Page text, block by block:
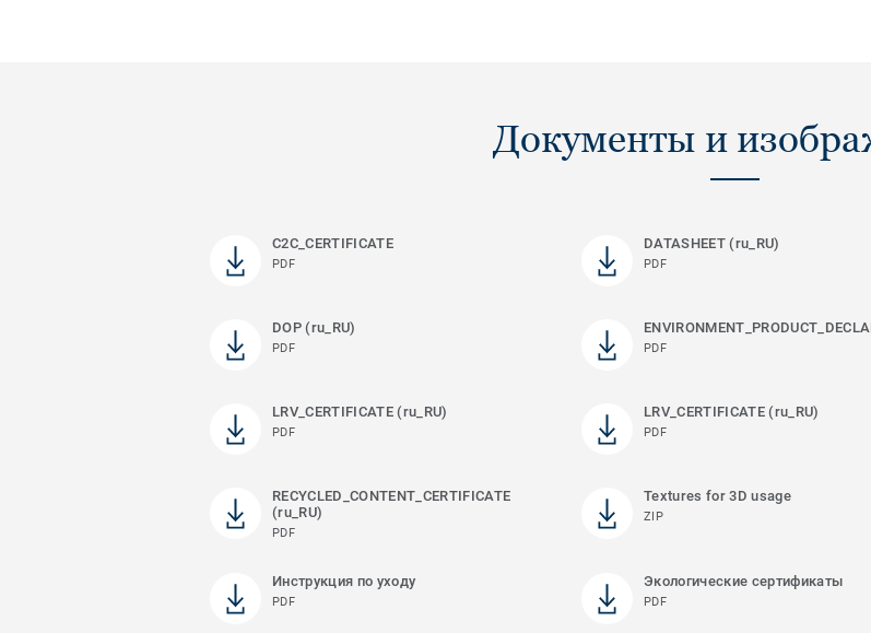
Документы и
C2C_CERTIFICATE
PDF
DATASHEET (ru_RU)
PDF
DOP (ru_RU)
PDF PDF
LRV_CERTIFICATE (ru_RU)
PDF
LRV_CERTIFICATE (ru_RU)
PDF
RECYCLED_CONTENT_CERTIFICATE
(ru_RU)
PDF
Textures for 3D usage
ZIP
Инструкция по уходу
PDF
Экологические сертификаты
PDF